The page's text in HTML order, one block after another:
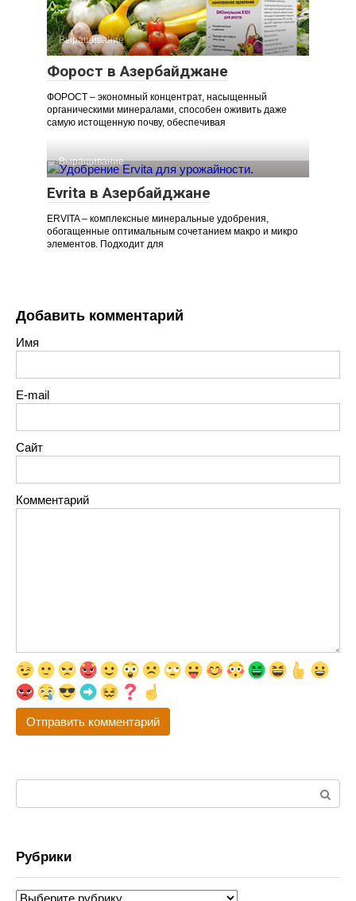
Выращивание
Форост в Азербайджане
ФОРОСТ – экономный концентрат, насыщенный
органическими минералами, способен оживить даже
самую истощенную почву, обеспечивая
Выращивание
Evrita в Азербайджане
ERVITA – комплексные минеральные удобрения,
обогащенные оптимальным сочетанием макро и микро
элементов. Подходит для
Добавить комментарий
Имя
E-mail
Сайт
Комментарий
Рубрики